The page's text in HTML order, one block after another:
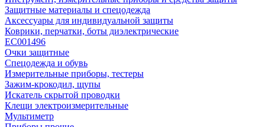
Защитные материалы и спецодежда
Аксессуары для индивидуальной защиты
Коврики, перчатки, боты диэлектрические
EC001496
Очки защитные
Спецодежда и обувь
Измерительные приборы, тестеры
Зажим-крокодил, щупы
Искатель скрытой проводки
Клещи электроизмерительные
Мультиметр